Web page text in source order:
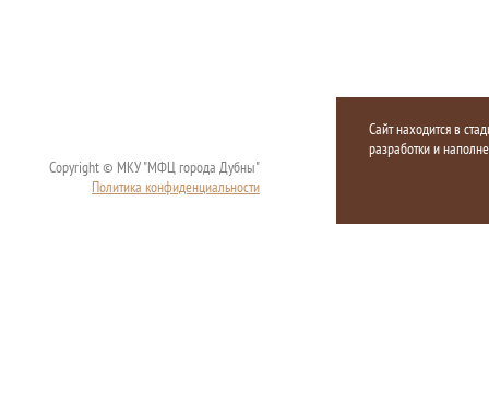
Copyright © МКУ "МФЦ города Дубны"
Политика конфиденциальности
Сайт находится в
разработки и